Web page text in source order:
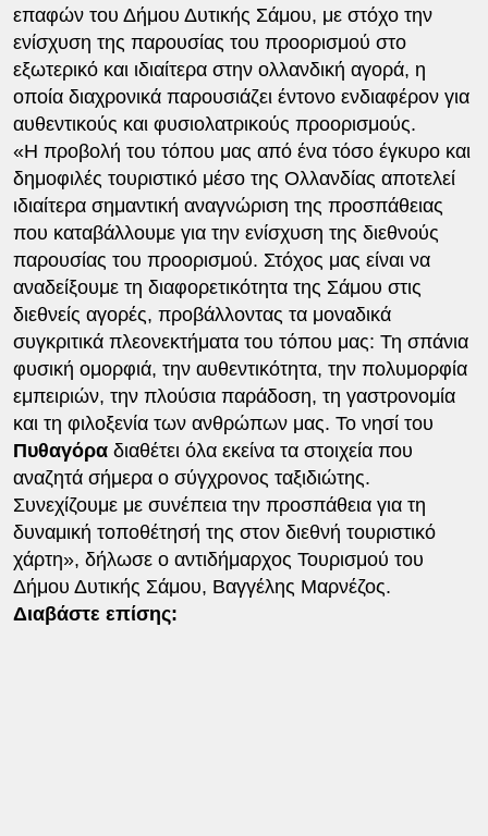
επαφών του Δήμου Δυτικής Σάμου, με στόχο την
ενίσχυση της παρουσίας του προορισμού στο
εξωτερικό και ιδιαίτερα στην ολλανδική αγορά, η
οποία διαχρονικά παρουσιάζει έντονο ενδιαφέρον για
αυθεντικούς και φυσιολατρικούς προορισμούς.
«Η προβολή του τόπου μας από ένα τόσο έγκυρο και
δημοφιλές τουριστικό μέσο της Ολλανδίας αποτελεί
ιδιαίτερα σημαντική αναγνώριση της προσπάθειας
που καταβάλλουμε για την ενίσχυση της διεθνούς
παρουσίας του προορισμού. Στόχος μας είναι να
αναδείξουμε τη διαφορετικότητα της Σάμου στις
διεθνείς αγορές, προβάλλοντας τα μοναδικά
συγκριτικά πλεονεκτήματα του τόπου μας: Τη σπάνια
φυσική ομορφιά, την αυθεντικότητα, την πολυμορφία
εμπειριών, την πλούσια παράδοση, τη γαστρονομία
και τη φιλοξενία των ανθρώπων μας. Το νησί του
Πυθαγόραδιαθέτει όλα εκείνα τα στοιχεία που
αναζητά σήμερα ο σύγχρονος ταξιδιώτης.
Συνεχίζουμε με συνέπεια την προσπάθεια για τη
δυναμική τοποθέτησή της στον διεθνή τουριστικό
χάρτη», δήλωσε ο αντιδήμαρχος Τουρισμού του
Δήμου Δυτικής Σάμου, Βαγγέλης Μαρνέζος.
Διαβάστε επίσης: